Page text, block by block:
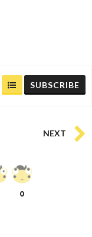
SUBSCRIBE
NEXT
0